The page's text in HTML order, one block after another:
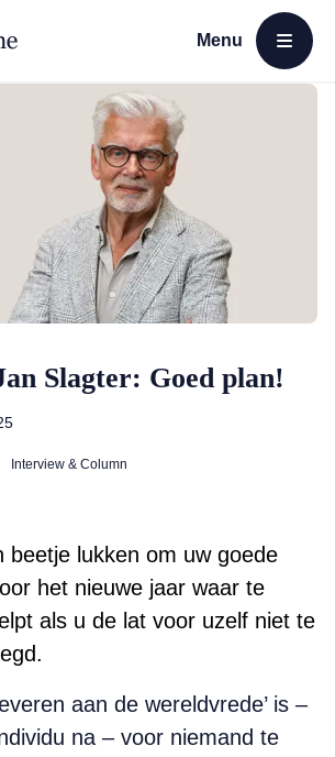
Menu
Open menu
Slagter: Goed plan!
Interview & Column
beetje lukken om uw goede
het nieuwe jaar waar te
als u de lat voor uzelf niet te
aan de wereldvrede’ is –
na – voor niemand te